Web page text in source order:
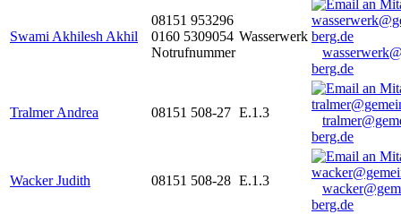
Swami Akhilesh Akhil
08151 953296
0160 5309054
Notrufnummer
Wasserwerk
berg.de
Tralmer Andrea 08151 508-27 E.1.3
berg.de
Wacker Judith 08151 508-28 E.1.3
berg.de